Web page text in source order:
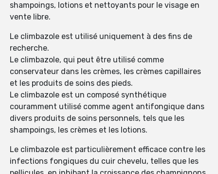
shampoings, lotions et nettoyants pour le visage en
vente libre.
Le climbazole est utilisé uniquement à des fins de
recherche.
Le climbazole, qui peut être utilisé comme
conservateur dans les crèmes, les crèmes capillaires
et les produits de soins des pieds.
Le climbazole est un composé synthétique
couramment utilisé comme agent antifongique dans
divers produits de soins personnels, tels que les
shampoings, les crèmes et les lotions.
Le climbazole est particulièrement efficace contre les
infections fongiques du cuir chevelu, telles que les